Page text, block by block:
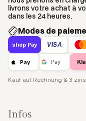
livrons votre achat à
dans les 24 heures.
Modes de
shop Pay VISA
Pay Pay
Kauf auf Rechnung & 3
Infos